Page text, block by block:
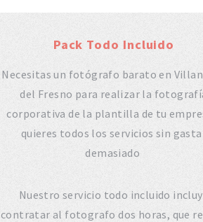
Pack Todo Incluido
Necesitas un fotógrafo barato en
del Fresno para realizar la
corporativa de la plantilla de tu
quieres todos los servicios sin
demasiado
Nuestro servicio todo incluido
contratar al fotografo dos horas, que